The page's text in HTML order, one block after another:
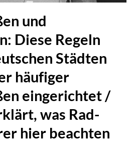
und
Diese Regeln
Städten
häufiger
eingerichtet /
was Rad-
hier beachten